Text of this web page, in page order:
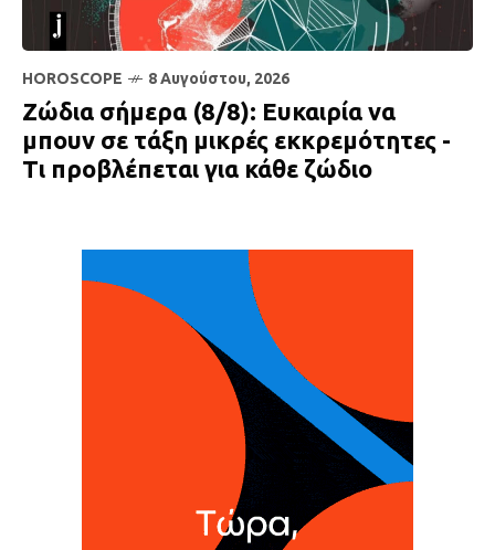
HOROSCOPE 8 Αυγούστου, 2026
Ζώδια σήμερα (8/8): Ευκαιρία να
μπουν σε τάξη μικρές εκκρεμότητες -
Τι προβλέπεται για κάθε ζώδιο